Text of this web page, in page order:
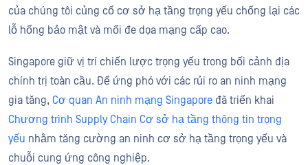
của chúng tôi củng cố cơ sở hạ tầng trọng yếu chống lại các
lỗ hổng bảo mật và mối đe dọa mạng cấp cao.
Singapore giữ vị trí chiến lược trọng yếu trong bối cảnh địa
chính trị toàn cầu. Để ứng phó với các rủi ro an ninh mạng
gia tăng, Cơ quan An ninh mạng Singapore đã triển khai
Chương trình Supply Chain Cơ sở hạ tầng thông tin trọng
yếu nhằm tăng cường an ninh cơ sở hạ tầng trọng yếu và
chuỗi cung ứng công nghiệp.